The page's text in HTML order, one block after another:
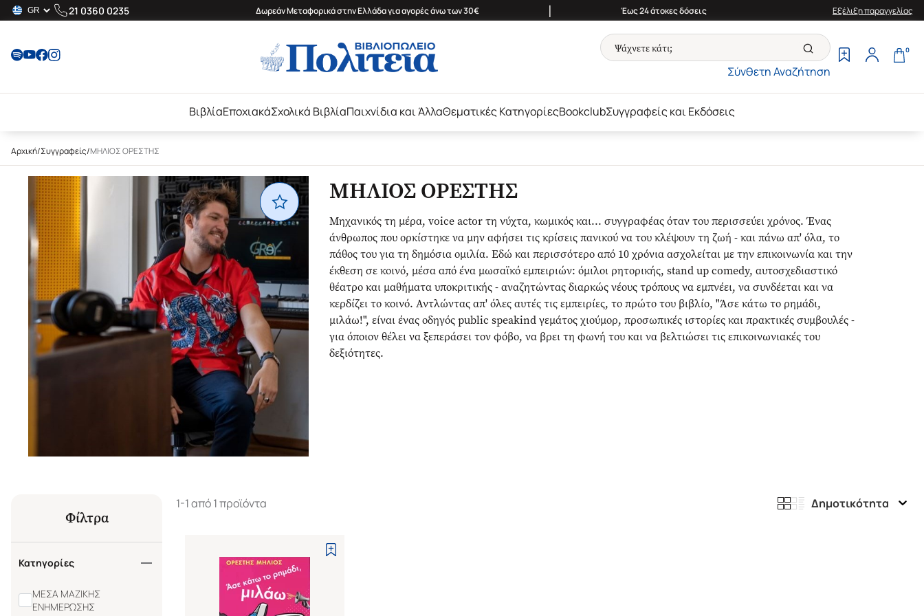
21 0360 0235 Δωρεάν Μεταφορικά στην Ελλάδα για αγορές άνω των 30€ | Έως 24 άτοκες δόσεις Εξέλιξη παραγγελίας
Σύνθετη Αναζήτηση
0
ΒιβλίαΕποχιακάΣχολικά ΒιβλίαΠαιχνίδια και ΆλλαΘεματικές ΚατηγορίεςBookclubΣυγγραφείς και Εκδόσεις
Αρχική/Συγγραφείς/ΜΗΛΙΟΣ ΟΡΕΣΤΗΣ
ΜΗΛΙΟΣ ΟΡΕΣΤΗΣ
Μηχανικός τη μέρα, voice actor τη νύχτα, κωμικός και... συγγραφέας όταν του περισσεύει χρόνος. Ένας
άνθρωπος που ορκίστηκε να μην αφήσει τις κρίσεις πανικού να του κλέψουν τη ζωή - και πάνω απ' όλα, το
πάθος του για τη δημόσια ομιλία. Εδώ και περισσότερο από 10 χρόνια ασχολείται με την επικοινωνία και την
έκθεση σε κοινό, μέσα από ένα μωσαϊκό εμπειριών: όμιλοι ρητορικής, stand up comedy, αυτοσχεδιαστικό
θέατρο και μαθήματα υποκριτικής - αναζητώντας διαρκώς νέους τρόπους να εμπνέει, να συνδέεται και να
κερδίζει το κοινό. Αντλώντας απ' όλες αυτές τις εμπειρίες, το πρώτο του βιβλίο, "Άσε κάτω το ρημάδι,
μιλάω!", είναι ένας οδηγός public speakind γεμάτος χιούμορ, προσωπικές ιστορίες και πρακτικές συμβουλές -
για όποιον θέλει να ξεπεράσει τον φόβο, να βρει τη φωνή του και να βελτιώσει τις επικοινωνιακές του
δεξιότητες.
Φίλτρα
Κατηγορίες
ΜΕΣΑ ΜΑΖΙΚΗΣ
ΕΝΗΜΕΡΩΣΗΣ
1-1 από 1 προϊόντα Δημοτικότητα